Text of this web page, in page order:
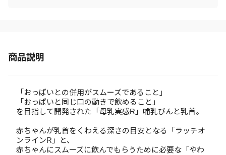
商品説明
「おっぱいとの併用がスムーズであること」
「おっぱいと同じ口の動きで飲めること」
を目指して開発された「母乳実感R」哺乳びんと乳首。
赤ちゃんが乳首をくわえる深さの目安となる「ラッチオ
ンラインR」と、
赤ちゃんにスムーズに飲んでもらうために必要な「やわ